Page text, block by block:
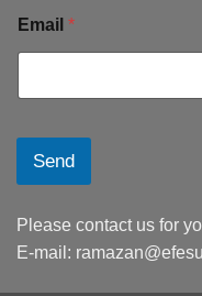
Email *
Send
Please contact us for
E-mail: